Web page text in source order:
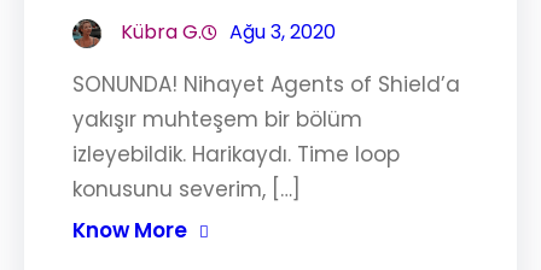
Kübra G. Ağu 3, 2020
SONUNDA! Nihayet Agents of Shield’a
yakışır muhteşem bir bölüm
izleyebildik. Harikaydı. Time loop
konusunu severim, […]
Know More